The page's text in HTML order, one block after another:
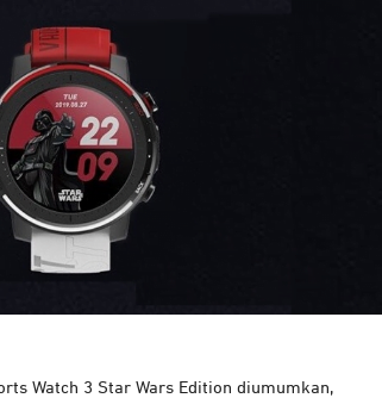
Watch 3 Star Wars Edition diumumkan,